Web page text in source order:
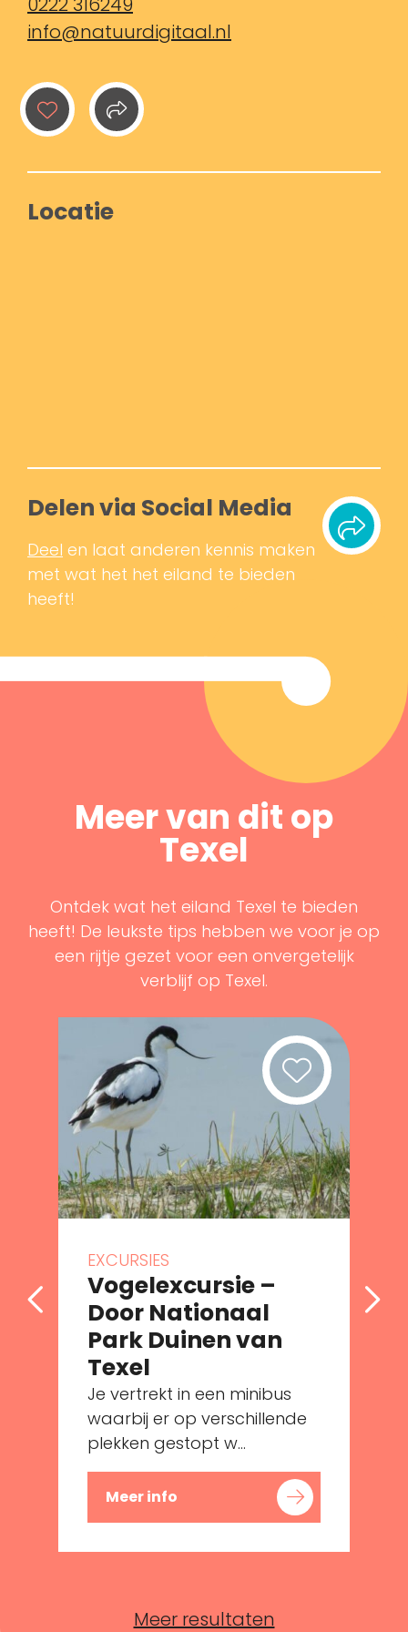
info@natuurdigitaal.nl
Locatie
Delen via Social Media
Deel en laat anderen kennis maken
met wat het het eiland te bieden
heeft!
Meer van dit op
Texel
Ontdek wat het eiland Texel te bieden
heeft! De leukste tips hebben we voor je op
een rijtje gezet voor een onvergetelijk
verblijf op Texel.
EXCURSIES
Vogelexcursie –
Door Nationaal
Park Duinen van
Texel
Je vertrekt in een minibus
waarbij er op verschillende
plekken gestopt w...
Meer info
Meer resultaten